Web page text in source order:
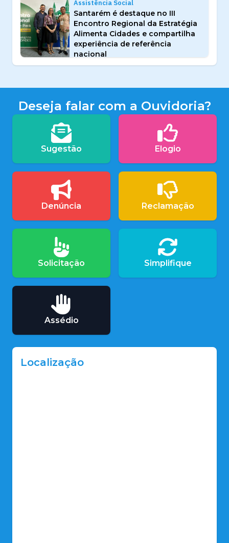
Assistência Social
Santarém é destaque no III
Encontro Regional da Estratégia
Alimenta Cidades e compartilha
experiência de referência
nacional
Deseja falar com a Ouvidoria?
Sugestão Elogio
Denúncia Reclamação
Solicitação Simplifique
Assédio
Localização